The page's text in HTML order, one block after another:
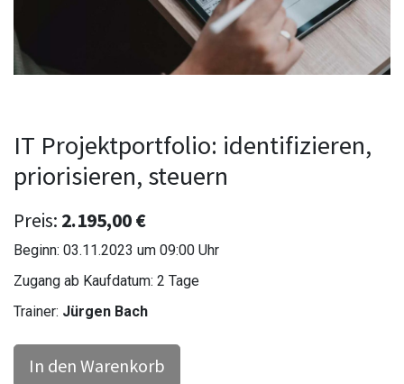
IT Projektportfolio: identifizieren,
priorisieren, steuern
Preis: 2.195,00€
Beginn: 03.11.2023 um 09:00 Uhr
Zugang ab Kaufdatum: 2 Tage
Trainer: Jürgen Bach
In den Warenkorb